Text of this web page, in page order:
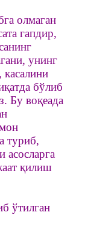
олмаган
гапдир,
унинг
касалини
бўлиб
Бу воқеада
туриб,
асосларга
қилиш
ўтилган